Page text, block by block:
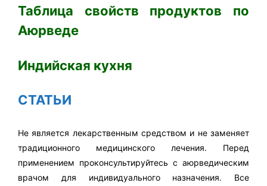
Таблица свойств продуктов по
Аюрведе
​Индийская кухня
СТАТЬИ
Не является лекарственным средством и не заменяет
традиционного медицинского лечения. Перед
применением проконсультируйтесь с аюрведическим
врачом для индивидуального назначения. Все